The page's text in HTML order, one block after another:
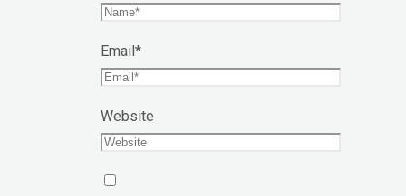
Email*
Website